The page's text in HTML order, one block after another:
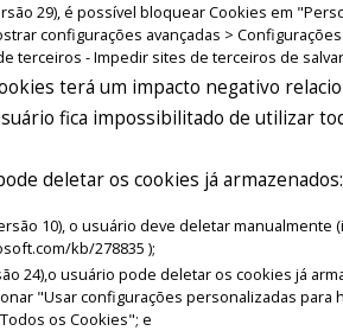
29), é possível bloquear Cookies em
configurações avançadas >
terceiros - Impedir sites de terceiros de
terá um impacto negativo
fica impossibilitado de utilizar
deletar os cookies já armazenados:
10), o usuário deve deletar manualmente
kb/278835 );
24),o usuário pode deletar os cookies já
"Usar configurações personalizadas para
os Cookies"; e